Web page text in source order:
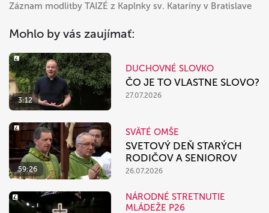
Záznam modlitby TAIZÉ z Kaplnky sv. Kataríny v Bratislave
Mohlo by vás zaujímať:
3:12
DUCHOVNÉ SLOVKO
ČO JE TO VLASTNE SLOVO?
27.07.2026
59:26
SVÄTÉ OMŠE
SVETOVÝ DEŇ STARÝCH
RODIČOV A SENIOROV
26.07.2026
NÁRODNÉ STRETNUTIE
MLÁDEŽE P26